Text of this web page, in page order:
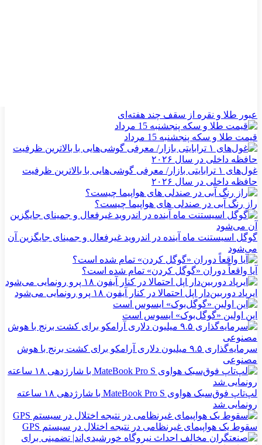
عبور طلا و نقره از سقف چند هفته‌ای
قیمت طلا و سکه پنجشنبه 15 مرداد
غول‌های ۱ ترابایتی بازار/ معرفی گوشی‌هایی با بالاترین ظرفیت
حافظه داخلی در سال ۲۰۲۶
راز رنگ آبی در صندلی های هواپیما چیست؟
گوگل اسیستنت ماه آینده در اندروید غیرفعال و جمینای جایگزین آن
می‌شود
آیا واقعاً دوران «گوگل کردن» تمام شده است؟
ایرپاد دوربین‌دار اپل احتمالا در کنار آیفون ۱۸ پرو رونمایی می‌شود
این اولین «گوگل‌بوک» ایسوس است
سرمایه‌گذاری ۹.۵ میلیون دلاری آرامکو برای کشت برنج با هوش
مصنوعی
لپ‌تاپ فوق‌سبک هواوی MateBook Pro S با شارژدهی ۱۸ ساعته
رونمایی شد
سقوط یک هواپیمای غیرنظامی در نتیجه اختلال در سیستم‌ GPS